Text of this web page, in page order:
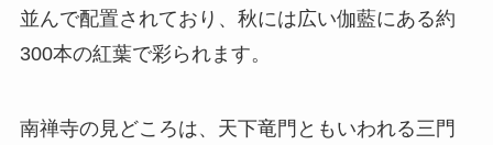
並んで配置されており、秋には広い伽藍にある約
300本の紅葉で彩られます。
南禅寺の見どころは、天下竜門ともいわれる三門